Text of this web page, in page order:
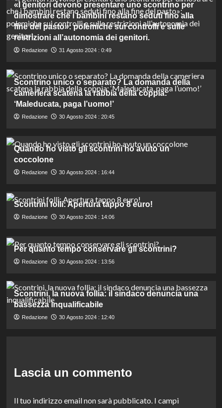
«I genitori devono presentare uno scontrino per
dimostrare che i bambini restano seduti fino alla
fine del pasto»: polemiche sui controlli e sulle
restrizioni all’autonomia dei genitori.
Redazione 31 Agosto 2024 : 0:49
Scontrino unico o separato? La domanda della
cameriera scatena la rabbia della coppia:
‘Maleducata, paga l’uomo!’
Redazione 30 Agosto 2024 : 20:45
Quando ho visto gli scontrini ho avuto un
coccolone
Redazione 30 Agosto 2024 : 16:44
Scontrini folli: Apertura tappo 8 euro!
Redazione 30 Agosto 2024 : 14:06
Per quanto tempo conservare gli scontrini?
Redazione 30 Agosto 2024 : 13:56
Scontrini, la nuova follia: il sindaco denuncia una
bassezza inqualificabile
Redazione 30 Agosto 2024 : 12:40
Lascia un commento
Il tuo indirizzo email non sarà pubblicato. I campi